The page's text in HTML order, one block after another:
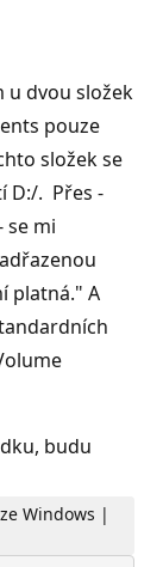
u dvou složek
pouze
složek se
D:/. Přes -
se mi
platná." A
budu
Windows |